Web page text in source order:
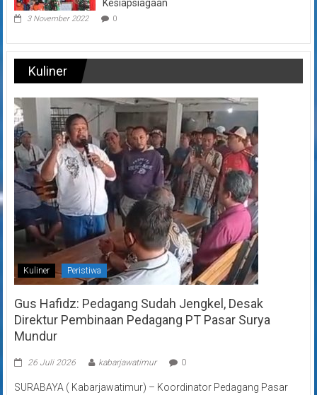
Kesiapsiagaan
3 November 2022 0
Kuliner
Kuliner Peristiwa
Gus Hafidz: Pedagang Sudah Jengkel, Desak
Direktur Pembinaan Pedagang PT Pasar Surya
Mundur
26 Juli 2026 kabarjawatimur 0
SURABAYA ( Kabarjawatimur) – Koordinator Pedagang Pasar